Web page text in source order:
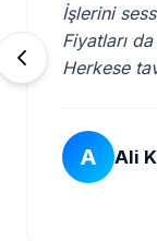
İşlerini
Fiyatları
Herkese
A Ali